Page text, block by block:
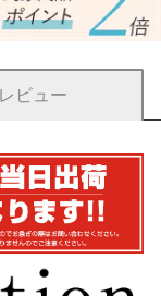
レビュー